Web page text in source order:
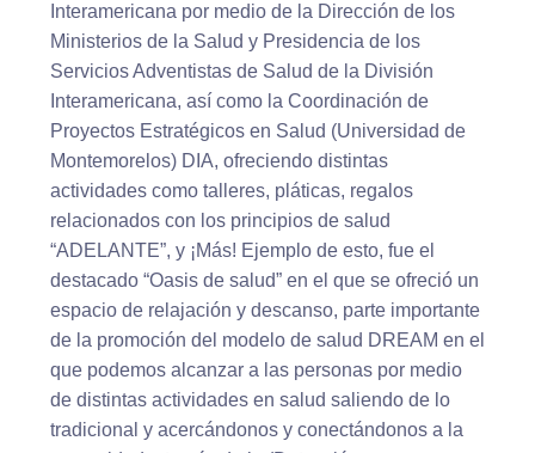
Interamericana por medio de la Dirección de los
Ministerios de la Salud y Presidencia de los
Servicios Adventistas de Salud de la División
Interamericana, así como la Coordinación de
Proyectos Estratégicos en Salud (Universidad de
Montemorelos) DIA, ofreciendo distintas
actividades como talleres, pláticas, regalos
relacionados con los principios de salud
“ADELANTE”, y ¡Más! Ejemplo de esto, fue el
destacado “Oasis de salud” en el que se ofreció un
espacio de relajación y descanso, parte importante
de la promoción del modelo de salud DREAM en el
que podemos alcanzar a las personas por medio
de distintas actividades en salud saliendo de lo
tradicional y acercándonos y conectándonos a la